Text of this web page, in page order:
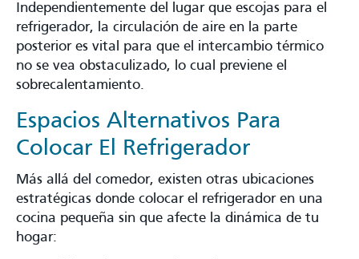
Independientemente del lugar que escojas para el
refrigerador, la circulación de aire en la parte
posterior es vital para que el intercambio térmico
no se vea obstaculizado, lo cual previene el
sobrecalentamiento.
Espacios Alternativos Para
Colocar El Refrigerador
Más allá del comedor, existen otras ubicaciones
estratégicas donde colocar el refrigerador en una
cocina pequeña sin que afecte la dinámica de tu
hogar: